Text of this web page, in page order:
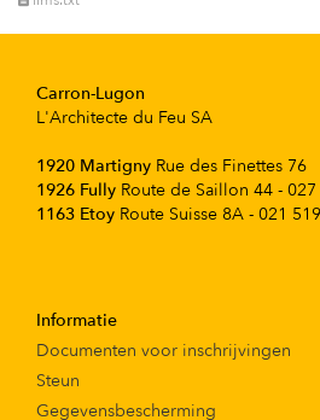
Carron-Lugon
L'Architecte du Feu SA
1920 Martigny Rue des Finettes 76
1926 Fully Route de Saillon 44 - 027
1163 Etoy Route Suisse 8A - 021
Informatie
Documenten voor inschrijvingen
Steun
Gegevensbescherming